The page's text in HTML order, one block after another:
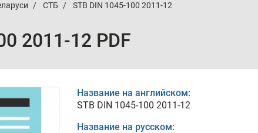
СТБ STB DIN 1045-100 2011-12
2011-12 PDF
Название на английском:
STB DIN 1045-100 2011-12
Название на русском: